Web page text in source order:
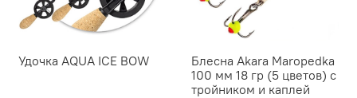
Удочка AQUA ICE BOW
Блесна Akara Maropedka
100 мм 18 гр (5 цветов) с
тройником и каплей